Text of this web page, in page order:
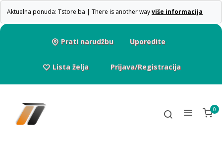
Aktuelna ponuda: Tstore.ba | There is another wayviše informacija
Prati narudžbu Uporedite
Lista želja Prijava/Registracija
0